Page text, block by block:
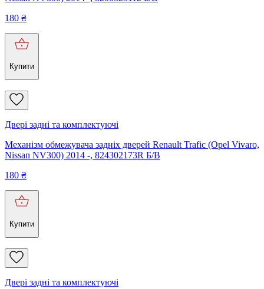
180 ₴
Купити
Двері задні та комплектуючі
Механізм обмежувача задніх дверей Renault Trafic (Opel Vivaro,
Nissan NV300) 2014 -, 824302173R Б/В
180 ₴
Купити
Двері задні та комплектуючі